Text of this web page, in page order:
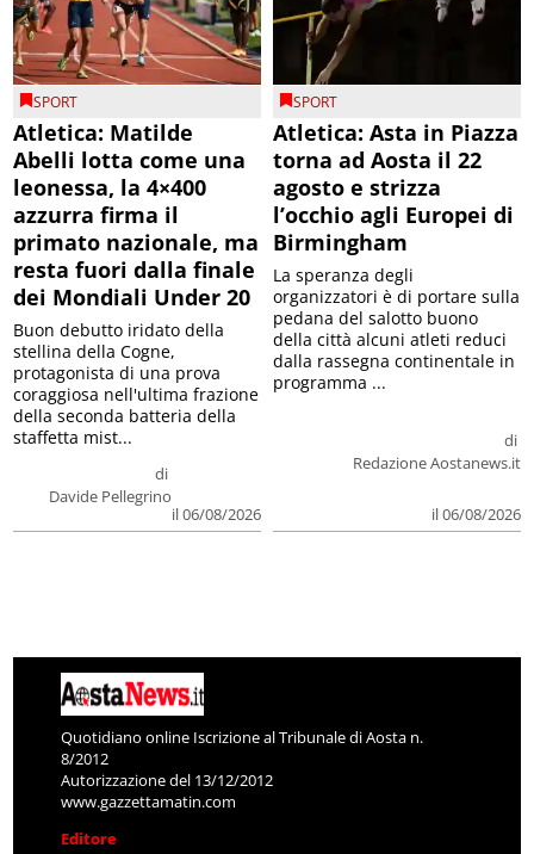
SPORT
Atletica: Matilde
Abelli lotta come una
leonessa, la 4×400
azzurra firma il
primato nazionale, ma
resta fuori dalla finale
dei Mondiali Under 20
di
Davide Pellegrino
il 06/08/2026
Buon debutto iridato della
stellina della Cogne,
protagonista di una prova
coraggiosa nell'ultima frazione
della seconda batteria della
staffetta mist...
SPORT
Atletica: Asta in Piazza
torna ad Aosta il 22
agosto e strizza
l’occhio agli Europei di
Birmingham
di
Redazione Aostanews.it
il 06/08/2026
La speranza degli
organizzatori è di portare sulla
pedana del salotto buono
della città alcuni atleti reduci
dalla rassegna continentale in
programma ...
Quotidiano online Iscrizione al Tribunale di Aosta n.
8/2012
Autorizzazione del 13/12/2012
www.gazzettamatin.com
Editore